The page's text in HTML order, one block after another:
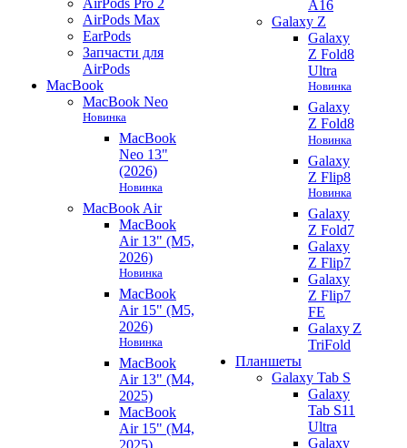
AirPods Pro 2
AirPods Max
EarPods
Запчасти для
AirPods
MacBook
MacBook Neo
Новинка
MacBook
Neo 13"
(2026)
Новинка
MacBook Air
MacBook
Air 13" (M5,
2026)
Новинка
MacBook
Air 15" (M5,
2026)
Новинка
MacBook
Air 13" (M4,
2025)
MacBook
Air 15" (M4,
A16
Galaxy Z
Galaxy
Z Fold8
Ultra
Новинка
Galaxy
Z Fold8
Новинка
Galaxy
Z Flip8
Новинка
Galaxy
Z Fold7
Galaxy
Z Flip7
Galaxy
Z Flip7
FE
Galaxy Z
TriFold
Планшеты
Galaxy Tab S
Galaxy
Tab S11
Ultra
Galaxy